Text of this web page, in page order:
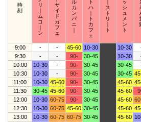
時
刻
リ
ム
コ
ン
サ
イ
ド
カ
フ
ェ
ル
カ
ン
パ
ニ
ト
ハ
ト
カ
フ
ェ
ス
ト
リ
ト
ッ
シ
ュ
メ
ン
ト
9:00 - - 45-60 10-30 10-30
9:30 - - 90- 30-45 10-30
10:00
10-30 - 90- 30-45 30-45
10:30
10-30 - 90- 30-45 30-45
11:00
10-30 45-60 90- 30-45 45-60
11:30
30-45 45-60 90- 30-45 45-60
12:00
10-30 60-75 90- 30-45 45-60
12:30
10-30 60-75 45-60 30-45 45-60
13:00
10-30 60-75 60-75 30-45 45-60